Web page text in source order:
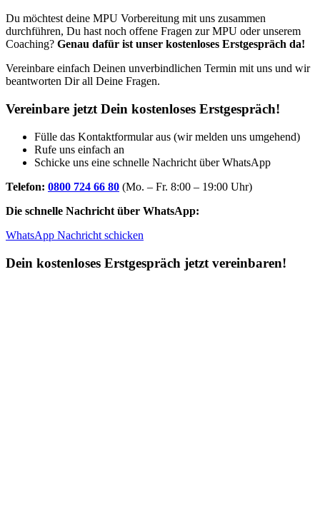
Du möchtest deine MPU Vorbereitung mit uns zusammen
durchführen, Du hast noch offene Fragen zur MPU oder unserem
Coaching? Genau dafür ist unser kostenloses Erstgespräch da!
Vereinbare einfach Deinen unverbindlichen Termin mit uns und wir
beantworten Dir all Deine Fragen.
Vereinbare jetzt Dein kostenloses Erstgespräch!
Fülle das Kontaktformular aus (wir melden uns umgehend)
Rufe uns einfach an
Schicke uns eine schnelle Nachricht über WhatsApp
Telefon: 0800 724 66 80 (Mo. – Fr. 8:00 – 19:00 Uhr)
Die schnelle Nachricht über WhatsApp:
WhatsApp Nachricht schicken
Dein kostenloses Erstgespräch jetzt vereinbaren!